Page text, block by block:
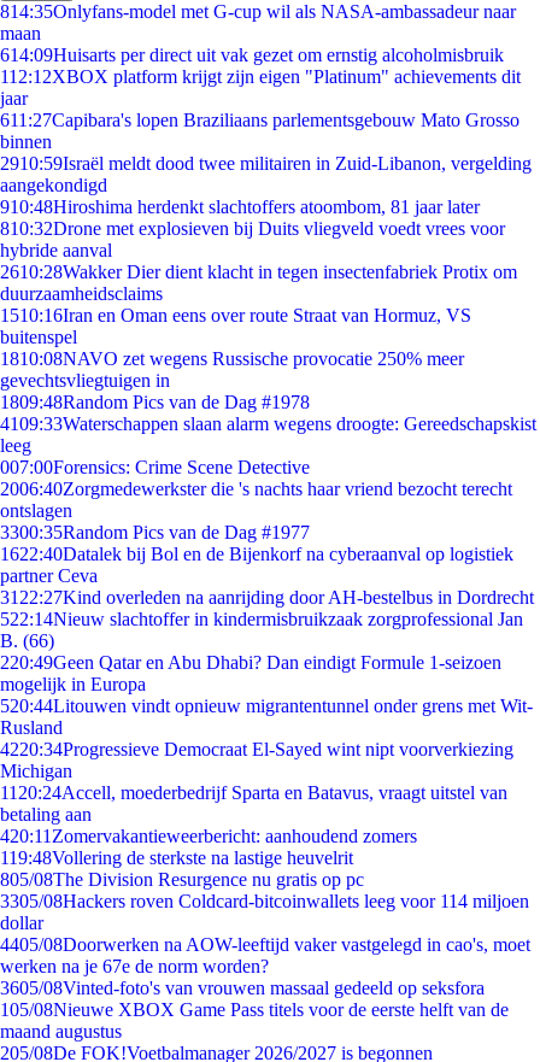
814:35Onlyfans-model met G-cup wil als NASA-ambassadeur naar
maan
614:09Huisarts per direct uit vak gezet om ernstig alcoholmisbruik
112:12XBOX platform krijgt zijn eigen "Platinum" achievements dit
jaar
611:27Capibara's lopen Braziliaans parlementsgebouw Mato Grosso
binnen
2910:59Israël meldt dood twee militairen in Zuid-Libanon, vergelding
aangekondigd
910:48Hiroshima herdenkt slachtoffers atoombom, 81 jaar later
810:32Drone met explosieven bij Duits vliegveld voedt vrees voor
hybride aanval
2610:28Wakker Dier dient klacht in tegen insectenfabriek Protix om
duurzaamheidsclaims
1510:16Iran en Oman eens over route Straat van Hormuz, VS
buitenspel
1810:08NAVO zet wegens Russische provocatie 250% meer
gevechtsvliegtuigen in
1809:48Random Pics van de Dag #1978
4109:33Waterschappen slaan alarm wegens droogte: Gereedschapskist
leeg
007:00Forensics: Crime Scene Detective
2006:40Zorgmedewerkster die 's nachts haar vriend bezocht terecht
ontslagen
3300:35Random Pics van de Dag #1977
1622:40Datalek bij Bol en de Bijenkorf na cyberaanval op logistiek
partner Ceva
31 22:27Kind overleden na aanrijding door AH-bestelbus in Dordrecht
522:14Nieuw slachtoffer in kindermisbruikzaak zorgprofessional Jan
B. (66)
220:49Geen Qatar en Abu Dhabi? Dan eindigt Formule 1-seizoen
mogelijk in Europa
520:44Litouwen vindt opnieuw migrantentunnel onder grens met Wit-
Rusland
4220:34Progressieve Democraat El-Sayed wint nipt voorverkiezing
Michigan
11 20:24Accell, moederbedrijf Sparta en Batavus, vraagt uitstel van
betaling aan
420:11 Zomervakantieweerbericht: aanhoudend zomers
119:48Vollering de sterkste na lastige heuvelrit
805/08The Division Resurgence nu gratis op pc
3305/08Hackers roven Coldcard-bitcoinwallets leeg voor 114 miljoen
dollar
4405/08Doorwerken na AOW-leeftijd vaker vastgelegd in cao's, moet
werken na je 67e de norm worden?
3605/08Vinted-foto's van vrouwen massaal gedeeld op seksfora
105/08Nieuwe XBOX Game Pass titels voor de eerste helft van de
maand augustus
205/08De FOK!Voetbalmanager 2026/2027 is begonnen